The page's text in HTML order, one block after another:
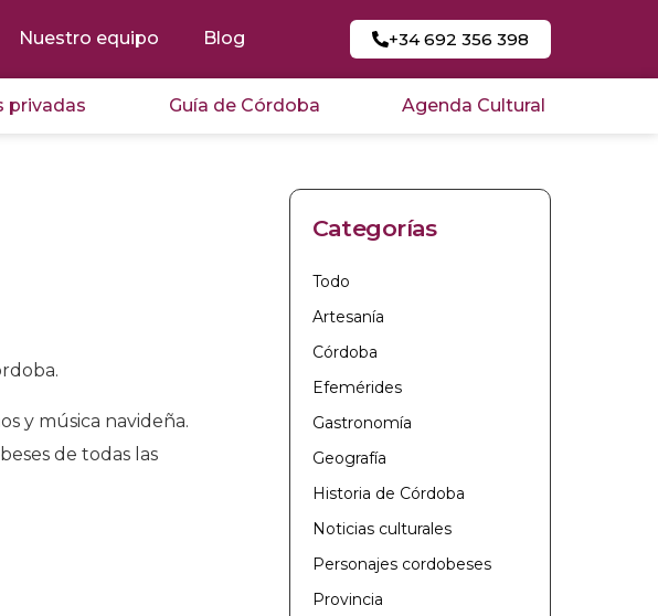
Nuestro equipo Blog +34 692 356 398
privadas Guía de Córdoba Agenda Cultural
y música navideña.
de todas las
Categorías
Todo
Artesanía
Córdoba
Efemérides
Gastronomía
Geografía
Historia de Córdoba
Noticias culturales
Personajes cordobeses
Provincia